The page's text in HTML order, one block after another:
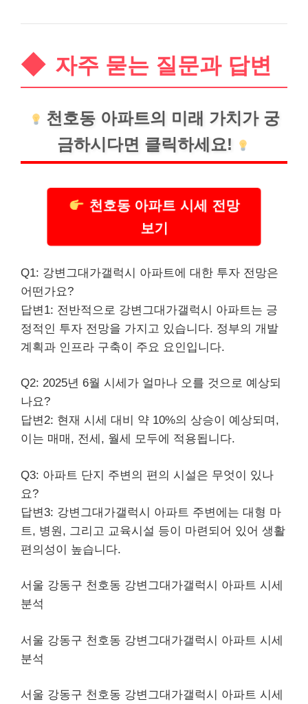
자주 묻는 질문과 답변
천호동 아파트의 미래 가치가 궁
금하시다면 클릭하세요!
천호동 아파트 시세 전망
보기
Q1: 강변그대가갤럭시 아파트에 대한 투자 전망은
어떤가요?
답변1: 전반적으로 강변그대가갤럭시 아파트는 긍
정적인 투자 전망을 가지고 있습니다. 정부의 개발
계획과 인프라 구축이 주요 요인입니다.
Q2: 2025년 6월 시세가 얼마나 오를 것으로 예상되
나요?
답변2: 현재 시세 대비 약 10%의 상승이 예상되며,
이는 매매, 전세, 월세 모두에 적용됩니다.
Q3: 아파트 단지 주변의 편의 시설은 무엇이 있나
요?
답변3: 강변그대가갤럭시 아파트 주변에는 대형 마
트, 병원, 그리고 교육시설 등이 마련되어 있어 생활
편의성이 높습니다.
서울 강동구 천호동 강변그대가갤럭시 아파트 시세
분석
서울 강동구 천호동 강변그대가갤럭시 아파트 시세
분석
서울 강동구 천호동 강변그대가갤럭시 아파트 시세